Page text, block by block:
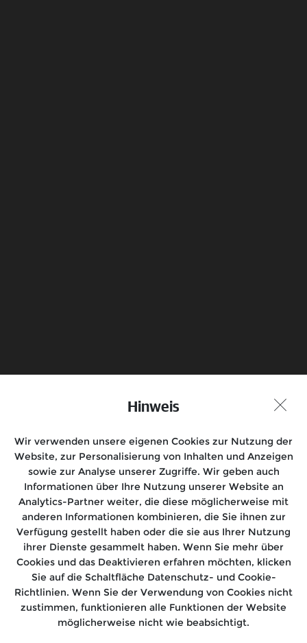
Hinweis
Wir verwenden unsere eigenen Cookies zur Nutzung der
Website, zur Personalisierung von Inhalten und Anzeigen
sowie zur Analyse unserer Zugriffe. Wir geben auch
Informationen über Ihre Nutzung unserer Website an
Analytics-Partner weiter, die diese möglicherweise mit
anderen Informationen kombinieren, die Sie ihnen zur
Verfügung gestellt haben oder die sie aus Ihrer Nutzung
ihrer Dienste gesammelt haben. Wenn Sie mehr über
Cookies und das Deaktivieren erfahren möchten, klicken
Sie auf die Schaltfläche Datenschutz- und Cookie-
Richtlinien. Wenn Sie der Verwendung von Cookies nicht
zustimmen, funktionieren alle Funktionen der Website
möglicherweise nicht wie beabsichtigt.
Probefahrt vereinbaren
Folge uns auf
Motorräder
Rides
After Sales
Über uns